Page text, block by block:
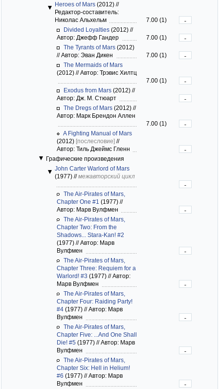
Heroes of Mars (2012) //
Редактор-составитель:
Николас Альхельм
7.00 (1)
-
Divided Loyalties (2012) //
Автор: Джефф Гандер
7.00 (1)
-
The Tyrants of Mars (2012)
//Автор: Эван Дикен 7.00 (1)
-
The Mermaids of Mars
(2012) //Автор: Трэвис Хилтц
7.00 (1)
-
Exodus from Mars (2012) //
Автор: Дж. М. Стюарт
-
The Dregs of Mars (2012) //
Автор: Марк Брендон Аллен
7.00 (1)
-
A Fighting Manual of Mars
(2012) [послесловие] //
Автор: Тиль Джеймс Гленн
-
Графические произведения
John Carter Warlord of Mars
(1977) // межавторский цикл
-
The Air-Pirates of Mars,
Chapter One #1 (1977) //
Автор: Марв Вулфмен
-
The Air-Pirates of Mars,
Chapter Two: From the
Shadows... Stara-Kan! #2
(1977) //Автор: Марв
Вулфмен
-
The Air-Pirates of Mars,
Chapter Three: Requiem for a
Warlord! #3 (1977) //Автор:
Марв Вулфмен
-
The Air-Pirates of Mars,
Chapter Four: Raiding Party!
#4 (1977) //Автор: Марв
Вулфмен
-
The Air-Pirates of Mars,
Chapter Five: ...And One Shall
Die! #5 (1977) //Автор: Марв
Вулфмен
-
The Air-Pirates of Mars,
Chapter Six: Hell in Helium!
#6 (1977) //Автор: Марв
Вулфмен
-